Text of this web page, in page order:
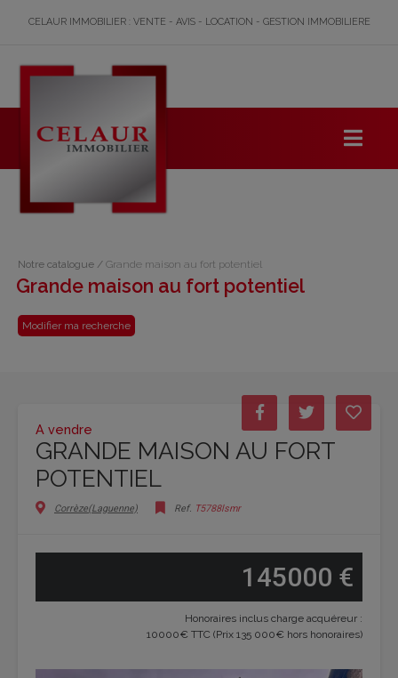
CELAUR IMMOBILIER : VENTE - AVIS - LOCATION - GESTION IMMOBILIERE
Notre catalogue / Grande maison au fort potentiel
Grande maison au fort potentiel
Modifier ma recherche
A vendre
GRANDE MAISON AU FORT
POTENTIEL
Corrèze(Laguenne) Ref. T5788lsmr
145000 €
Honoraires inclus charge acquéreur :
10000€ TTC (Prix 135 000€ hors honoraires)